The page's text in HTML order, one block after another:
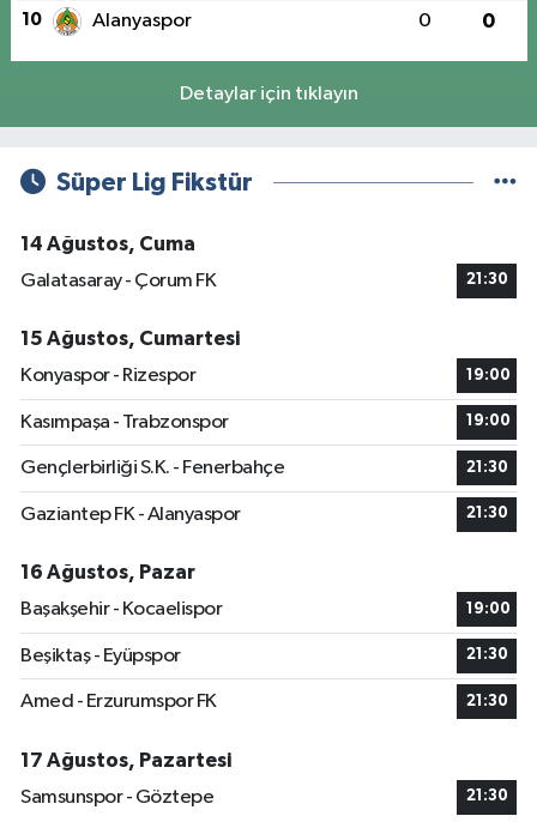
10 Alanyaspor 0 0
Detaylar için tıklayın
Süper Lig Fikstür
14 Ağustos, Cuma
Galatasaray - Çorum FK
21:30
15 Ağustos, Cumartesi
Konyaspor - Rizespor
19:00
Kasımpaşa - Trabzonspor 19:00
Gençlerbirliği S.K. - Fenerbahçe 21:30
Gaziantep FK - Alanyaspor 21:30
16 Ağustos, Pazar
Başakşehir - Kocaelispor
19:00
Beşiktaş - Eyüpspor 21:30
Amed - Erzurumspor FK 21:30
17 Ağustos, Pazartesi
Samsunspor - Göztepe
21:30